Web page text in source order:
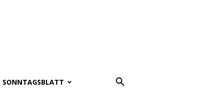
SONNTAGSBLATT